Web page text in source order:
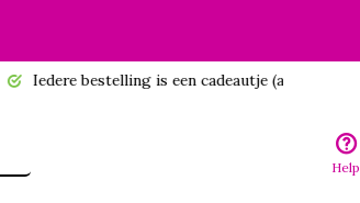
Iedere bestelling is een cadeautje (aan jezelf)!
Help